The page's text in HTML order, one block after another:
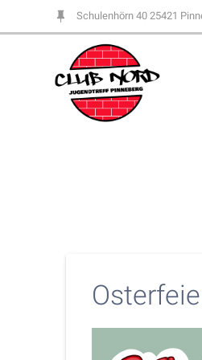
Schulenhörn 40 25421